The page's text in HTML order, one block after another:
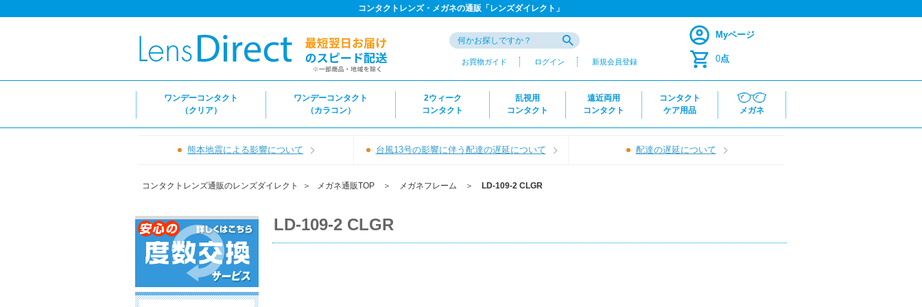
コンタクトレンズ・メガネの通販「レンズダイレクト」
お買物ガイド ログイン 新規会員登録
Myページ
0点
ワンデーコンタクト
（クリア）
ワンデーコンタクト
（カラコン）
2ウィーク
コンタクト
乱視用
コンタクト
遠近両用
コンタクト
コンタクト
ケア用品
メガネ
熊本地震による影響について 台風13号の影響に伴う配達の遅延について 配達の遅延について
コンタクトレンズ通販のレンズダイレクト ＞ メガネ通販TOP ＞ メガネフレーム ＞ LD-109-2 CLGR
LD-109-2 CLGR